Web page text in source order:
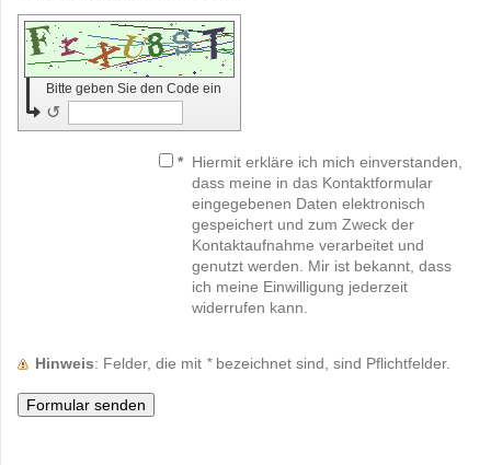
Bitte geben Sie den Code ein
↺
* Hiermit erkläre ich mich einverstanden,
dass meine in das Kontaktformular
eingegebenen Daten elektronisch
gespeichert und zum Zweck der
Kontaktaufnahme verarbeitet und
genutzt werden. Mir ist bekannt, dass
ich meine Einwilligung jederzeit
widerrufen kann.
Hinweis : Felder, die mit *bezeichnet sind, sind Pflichtfelder.